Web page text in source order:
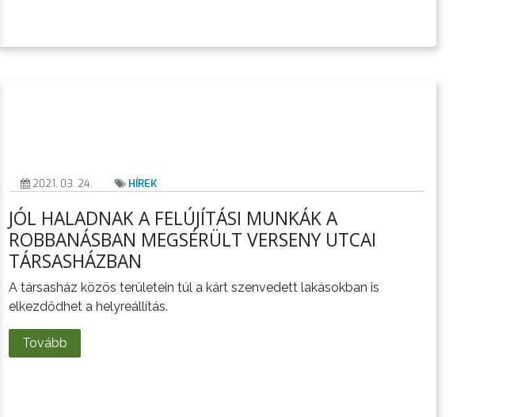
2021. 03. 24. HÍREK
JÓL HALADNAK A FELÚJÍTÁSI MUNKÁK A
ROBBANÁSBAN MEGSÉRÜLT VERSENY UTCAI
TÁRSASHÁZBAN
A társasház közös területein túl a kárt szenvedett lakásokban is
elkezdődhet a helyreállítás.
Tovább